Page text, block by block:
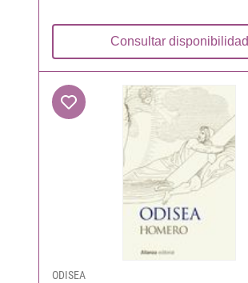
Consultar disponibilidad
ODISEA